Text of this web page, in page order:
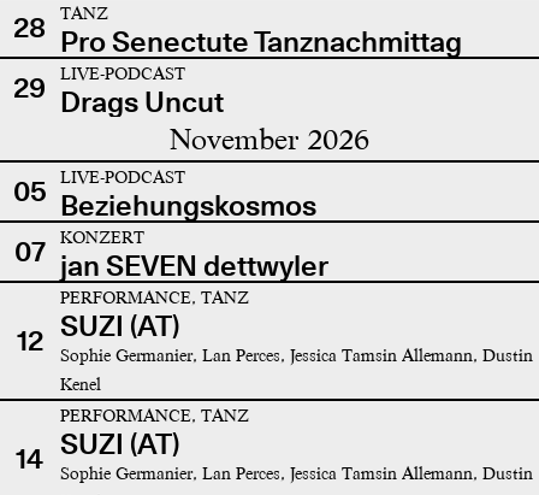
28
TANZ
Pro Senectute Tanznachmittag
29
LIVE-PODCAST
Drags Uncut
November 2026
05 LIVE-PODCAST
Beziehungskosmos
07
KONZERT
jan SEVEN dettwyler
12
PERFORMANCE, TANZ
SUZI (AT)
Sophie Germanier, Lan Perces, Jessica Tamsin Allemann, Dustin
Kenel
14
PERFORMANCE, TANZ
SUZI (AT)
Sophie Germanier, Lan Perces, Jessica Tamsin Allemann, Dustin